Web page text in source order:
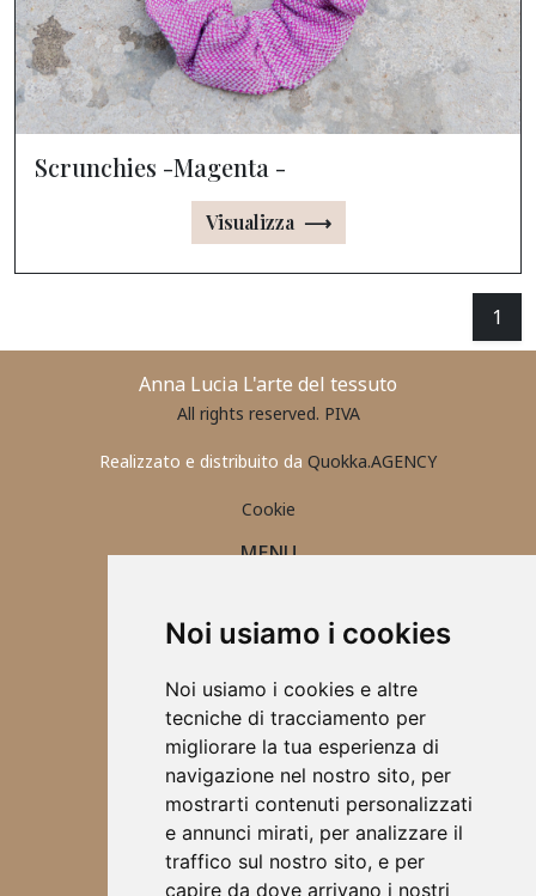
Noi usiamo i cookies
Noi usiamo i cookies e altre
tecniche di tracciamento per
migliorare la tua esperienza di
navigazione nel nostro sito, per
mostrarti contenuti personalizzati
e annunci mirati, per analizzare il
traffico sul nostro sito, e per
capire da dove arrivano i nostri
Scrunchies -Magenta -
Visualizza ⟶
1
Anna Lucia L'arte del tessuto
All rights reserved. PIVA
Realizzato e distribuito da Quokka.AGENCY
Cookie
MENU
CONTATTI
ABBIGLIAMENTO 2025
TOVAGLIETTE ALL'AMERICANA
SCRUNCHIES
CHI SONO
DESIGN
BORSE
ABBIGLIAMENTO
SCALDA COLLO